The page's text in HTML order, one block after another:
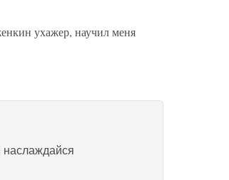
ухажер, научил меня
наслаждайся